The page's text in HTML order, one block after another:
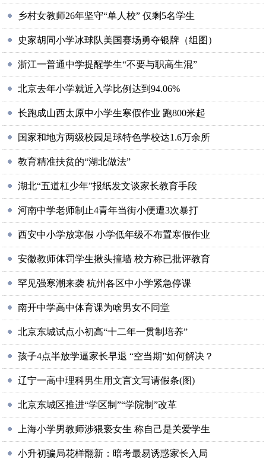
乡村女教师26年坚守“单人校” 仅剩5名学生
史家胡同小学冰球队美国赛场勇夺银牌（组图）
浙江一普通中学提醒学生“不要与职高生混”
北京去年小学就近入学比例达到94.06%
长跑成山西太原中小学生寒假作业 跑800米起
国家和地方两级校园足球特色学校达1.6万余所
教育精准扶贫的“湖北做法”
湖北“五道杠少年”报纸发文谈家长教育手段
河南中学老师制止4青年当街小便遭3次暴打
西安中小学放寒假 小学低年级不布置寒假作业
安徽教师体罚学生揪头撞墙 校方称已批评教育
罕见强寒潮来袭 杭州各区中小学紧急停课
南开中学高中体育课为啥男女不同堂
北京东城试点小初高“十二年一贯制培养”
孩子4点半放学逼家长早退 “空当期”如何解决？
辽宁一高中理科男生用文言文写请假条(图)
北京东城区推进“学区制”“学院制”改革
上海小学男教师涉猥亵女生 称自己是关爱学生
小升初骗局花样翻新：暗考最易诱惑家长入局